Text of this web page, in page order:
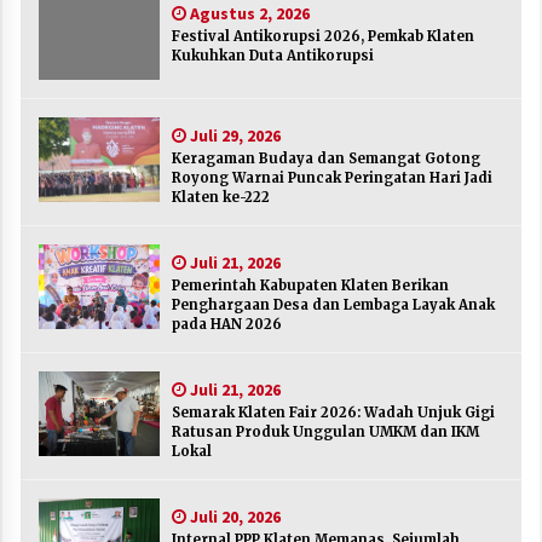
Agustus 2, 2026
Juli 29, 2026
Pemerintah Kabupaten Klaten Berikan
Juli 21, 2026
Semarak Klaten Fair 2026: Wadah Unjuk Gigi
Ratusan Produk Unggulan UMKM dan IKM
Internal PPP Klaten Memanas, Sejumlah Ketua
PAC Nyatakan Mundur Massal
Merayakan Sekolah sebagai Rumah Kedua
Agustus 2, 2026
Festival Antikorupsi 2026, Pemkab Klaten
Kukuhkan Duta Antikorupsi
Juli 29, 2026
Keragaman Budaya dan Semangat Gotong
Royong Warnai Puncak Peringatan Hari Jadi
Klaten ke-222
Juli 21, 2026
Pemerintah Kabupaten Klaten Berikan
Penghargaan Desa dan Lembaga Layak Anak
pada HAN 2026
Juli 21, 2026
Semarak Klaten Fair 2026: Wadah Unjuk Gigi
Ratusan Produk Unggulan UMKM dan IKM
Lokal
Juli 20, 2026